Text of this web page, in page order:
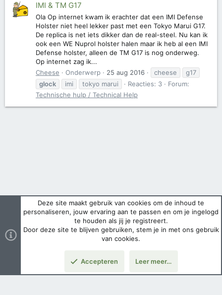
IMI & TM G17
Ola Op internet kwam ik erachter dat een IMI Defense
Holster niet heel lekker past met een Tokyo Marui G17.
De replica is net iets dikker dan de real-steel. Nu kan ik
ook een WE Nuprol holster halen maar ik heb al een IMI
Defense holster, alleen de TM G17 is nog onderweg.
Op internet zag ik...
Cheese
Onderwerp 25 aug 2016 cheese
g17
glock
imi tokyo marui Reacties: 3
Forum:
Technische hulp / Technical Help
Deze site maakt gebruik van cookies om de inhoud te
personaliseren, jouw ervaring aan te passen en om je ingelogd
te houden als jij je registreert.
Door deze site te blijven gebruiken, stem je in met ons gebruik
van cookies.
Accepteren Leer meer…